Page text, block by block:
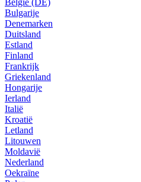
België (DE)
Bulgarije
Denemarken
Duitsland
Estland
Finland
Frankrijk
Griekenland
Hongarije
Ierland
Italië
Kroatië
Letland
Litouwen
Moldavië
Nederland
Oekraïne